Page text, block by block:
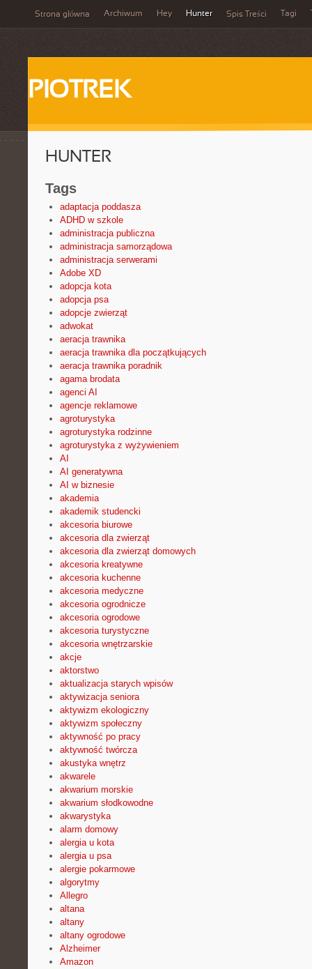
Strona główna Archiwum Hey Hunter Spis Treści Tagi
PIOTREK
HUNTER
Tags
adaptacja poddasza
ADHD w szkole
administracja publiczna
administracja samorządowa
administracja serwerami
Adobe XD
adopcja kota
adopcja psa
adopcje zwierząt
adwokat
aeracja trawnika
aeracja trawnika dla początkujących
aeracja trawnika poradnik
agama brodata
agenci AI
agencje reklamowe
agroturystyka
agroturystyka rodzinne
agroturystyka z wyżywieniem
AI
AI generatywna
AI w biznesie
akademia
akademik studencki
akcesoria biurowe
akcesoria dla zwierząt
akcesoria dla zwierząt domowych
akcesoria kreatywne
akcesoria kuchenne
akcesoria medyczne
akcesoria ogrodnicze
akcesoria ogrodowe
akcesoria turystyczne
akcesoria wnętrzarskie
akcje
aktorstwo
aktualizacja starych wpisów
aktywizacja seniora
aktywizm ekologiczny
aktywizm społeczny
aktywność po pracy
aktywność twórcza
akustyka wnętrz
akwarele
akwarium morskie
akwarium słodkowodne
akwarystyka
alarm domowy
alergia u kota
alergia u psa
alergie pokarmowe
algorytmy
Allegro
altana
altany
altany ogrodowe
Alzheimer
Amazon